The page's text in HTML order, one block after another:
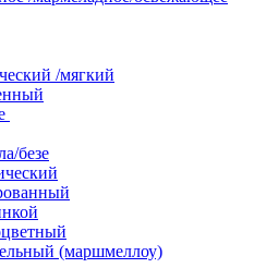
/мягкий
безе
(маршмеллоу)